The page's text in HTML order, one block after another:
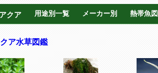
クア 用途別一覧 メーカー別 熱帯魚
ア水草図鑑